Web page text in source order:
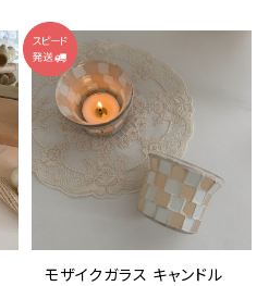
モザイクガラス キャンドル